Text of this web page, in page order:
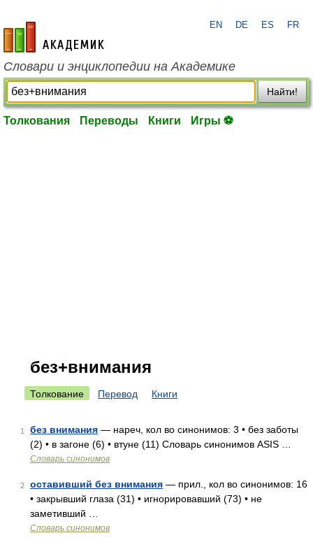
academic.ru
EN DE ES FR
Словари и энциклопедии на Академике
Найти!
Толкования Переводы Книги Игры ⚽
без+внимания
Толкование Перевод Книги
1 без внимания — нареч, кол во синонимов: 3 • без заботы
(2) • в загоне (6) • втуне (11) Словарь синонимов ASIS …
Словарь синонимов
2 оставивший без внимания — прил., кол во синонимов: 16
• закрывший глаза (31) • игнорировавший (73) • не
заметивший …
Словарь синонимов